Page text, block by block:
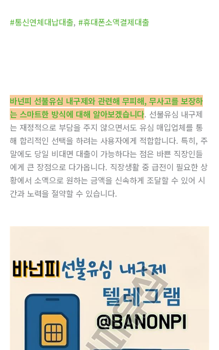
#통신연체대납대출, #휴대폰소액결제대출
바넌피 선불유심 내구제와 관련해 무피해, 무사고를 보장하
는 스마트한 방식에 대해 알아보겠습니다. 선불유심 내구제
는 재정적으로 부담을 주지 않으면서도 유심 매입업체를 통
해 합리적인 선택을 하려는 사용자에게 적합합니다. 특히, 주
말에도 당일 비대면 대출이 가능하다는 점은 바쁜 직장인들
에게 큰 장점으로 다가옵니다. 직장생활 중 급전이 필요한 상
황에서 소액으로 원하는 금액을 신속하게 조달할 수 있어 시
간과 노력을 절약할 수 있습니다.